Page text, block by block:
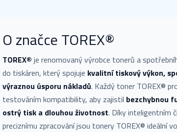
O značce TOREX®
TOREX® je renomovaný výrobce tonerů a
do tiskáren, který spojuje kvalitní tiskový výkon,
výraznou úsporu nákladů. Každý toner TOREX®
testováním kompatibility, aby zajistil bezchybnou
ostrý tisk a dlouhou životnost. Díky inteligentním
preciznímu zpracování jsou tonery TOREX® ideální